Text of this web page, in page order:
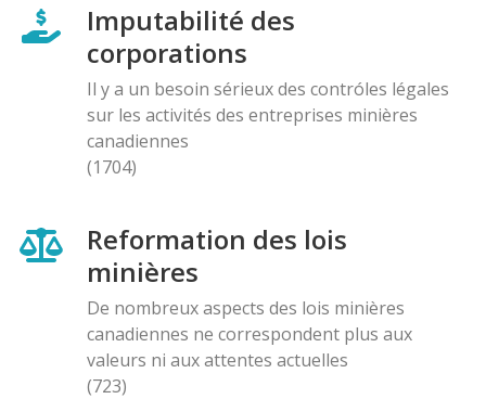
Imputabilité des
corporations
Il y a un besoin sérieux des contróles légales
sur les activités des entreprises minières
canadiennes
(1704)
Reformation des lois
minières
De nombreux aspects des lois minières
canadiennes ne correspondent plus aux
valeurs ni aux attentes actuelles
(723)